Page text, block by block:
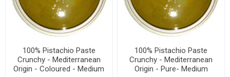
100% Pistachio Paste
Crunchy - Mediterranean
Origin - Coloured - Medium
100% Pistachio Paste
Crunchy - Mediterranean
Origin - Pure- Medium